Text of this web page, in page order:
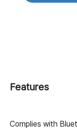
Features
Complies with